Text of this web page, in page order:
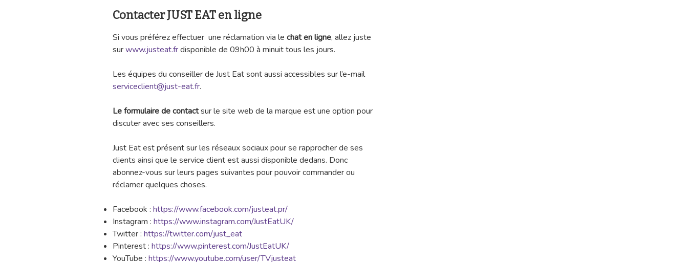
Contacter JUST EAT en ligne
Si vous préférez effectuer une réclamation via le chat en ligne, allez juste
surwww.justeat.frdisponible de 09h00 à minuit tous les jours.
Les équipes du conseiller de Just Eat sont aussi accessibles sur l’e-mail
serviceclient@just-eat.fr.
Le formulaire de contactsur le site web de la marque est une option pour
discuter avec ses conseillers.
Just Eat est présent sur les réseaux sociaux pour se rapprocher de ses
clients ainsi que le service client est aussi disponible dedans. Donc
abonnez-vous sur leurs pages suivantes pour pouvoir commander ou
réclamer quelques choses.
Facebook : https://www.facebook.com/justeat.pr/
Instagram : https://www.instagram.com/JustEatUK/
Twitter : https://twitter.com/just_eat
Pinterest : https://www.pinterest.com/JustEatUK/
YouTube : https://www.youtube.com/user/TVjusteat